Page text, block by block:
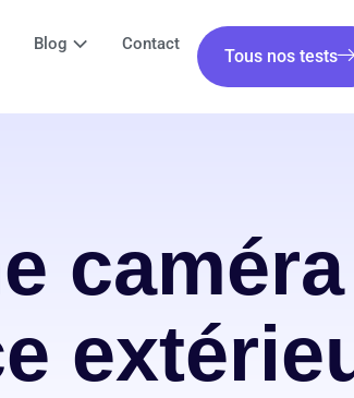
Blog Contact
Tous nos tests